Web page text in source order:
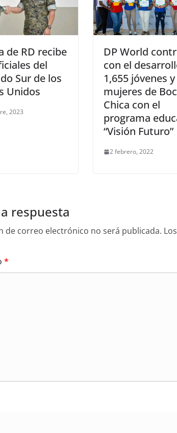
de RD recibe
del
Sur de los
Unidos
2023
DP World
con el
1,655 jóvenes y
mujeres de
Chica con el
programa
“Visión Futuro”
2 febrero, 2022
respuesta
de correo electrónico no será publicada.
*